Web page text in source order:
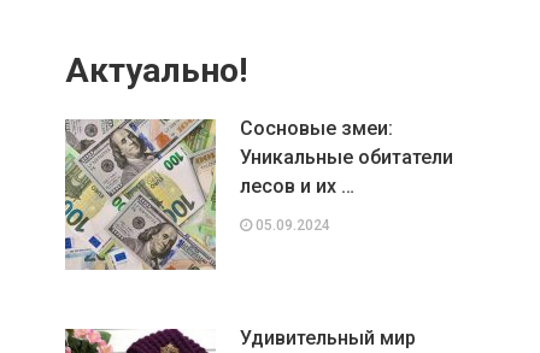
Актуально!
Сосновые змеи:
Уникальные обитатели
лесов и их …
05.09.2024
Удивительный мир